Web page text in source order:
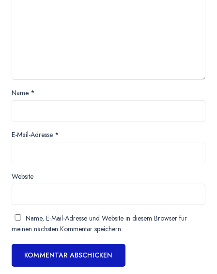
Name *
E-Mail-Adresse *
Website
Name, E-Mail-Adresse und Website in diesem Browser für
meinen nächsten Kommentar speichern.